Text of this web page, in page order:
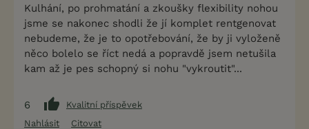
Kulhání, po prohmatání a zkoušky flexibility nohou
jsme se nakonec shodli že jí komplet rentgenovat
nebudeme, že je to opotřebování, že by ji vyloženě
něco bolelo se říct nedá a popravdě jsem netušila
kam až je pes schopný si nohu "vykroutit"...
6
Kvalitní příspěvek
Nahlásit
Citovat